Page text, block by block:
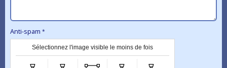
Anti-spam
Sélectionnez l'image visible le moins de fois